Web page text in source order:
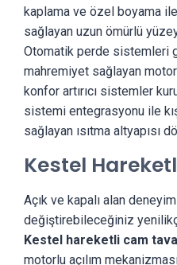
kaplama ve özel boyama
sağlayan uzun ömürlü
Otomatik perde sistemleri
mahremiyet sağlayan
konfor artırıcı sistemler
sistemi entegrasyonu ile
sağlayan ısıtma altyapısı
Kestel
Açık ve kapalı alan
değiştirebileceğiniz
Kestel hareketli cam
motorlu açılım